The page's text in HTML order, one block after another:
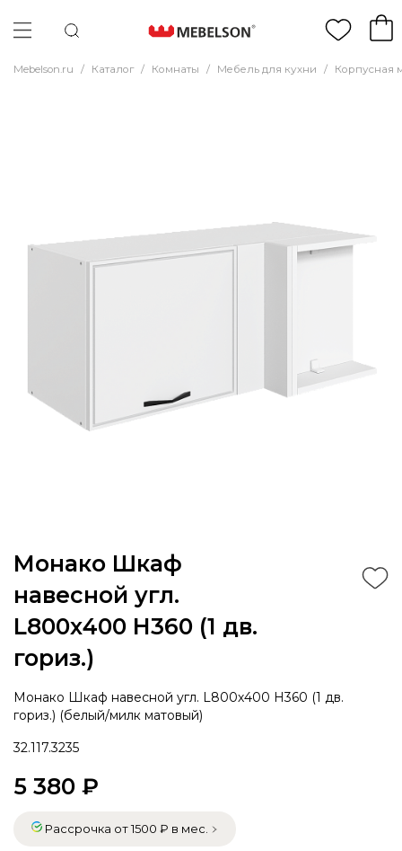
Mebelson.ru / Каталог / Комнаты / Мебель для кухни / Корпусная
Монако Шкаф
навесной угл.
L800х400 H360 (1 дв.
гориз.)
Монако Шкаф навесной угл. L800х400 H360 (1 дв.
гориз.) (белый/милк матовый)
32.117.3235
5 380 ₽
Рассрочка от 1500 ₽ в мес.